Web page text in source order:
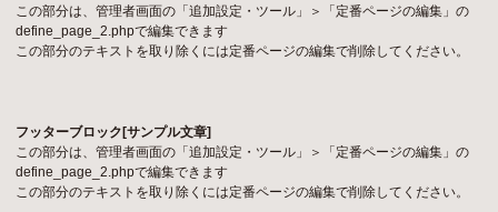
この部分は、管理者画面の「追加設定・ツール」＞「定番ページの編集」の
define_page_2.phpで編集できます
この部分のテキストを取り除くには定番ページの編集で削除してください。
フッターブロック[サンプル文章]
この部分は、管理者画面の「追加設定・ツール」＞「定番ページの編集」の
define_page_2.phpで編集できます
この部分のテキストを取り除くには定番ページの編集で削除してください。